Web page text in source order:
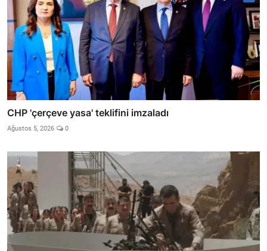
CHP 'çerçeve yasa' teklifini imzaladı
Ağustos 5, 2026 0